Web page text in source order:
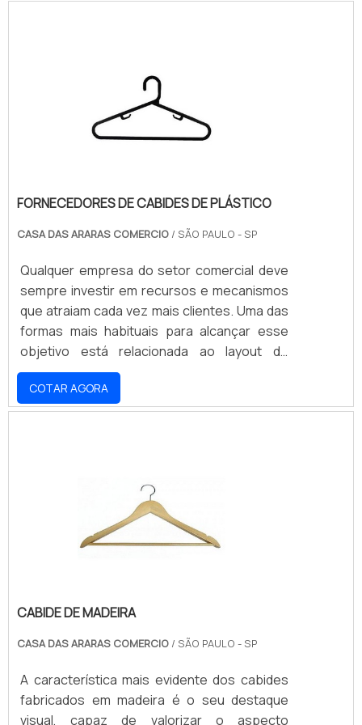
deslocado com mais praticidade e sem o
emprego de grande esforço físico. Além
FORNECEDORES DE CABIDES DE PLÁSTICO
CASA DAS ARARAS COMERCIO / SÃO PAULO - SP
Qualquer empresa do setor comercial deve
sempre investir em recursos e mecanismos
que atraiam cada vez mais clientes. Uma das
formas mais habituais para alcançar esse
objetivo está relacionada ao layout do
próprio estabelecimento e a maneira com
que seus produtos são expostos aos
consumidores. No ramo de lojas de roupas
seus clientes. Por isso, comprar as peças
COTAR AGORA
CABIDE DE MADEIRA
CASA DAS ARARAS COMERCIO / SÃO PAULO - SP
A característica mais evidente dos cabides
fabricados em madeira é o seu destaque
visual, capaz de valorizar o aspecto